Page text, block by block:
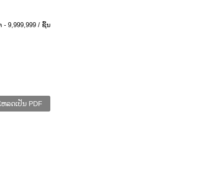
9,999,999 / ຊິ້ນ
ຫລດເປັນ PDF